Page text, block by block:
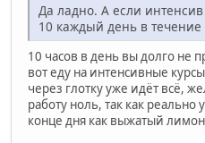
Да ладно. А если
10 каждый день в
10 часов в день вы долго не
вот еду на интенсивные
через глотку уже идёт всё,
работу ноль, так как реально
конце дня как выжатый